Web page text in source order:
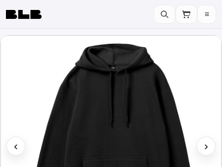
BLB ≡
‹ ›